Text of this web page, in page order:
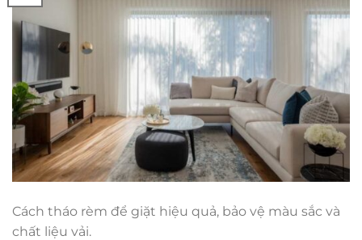
Cách tháo rèm để giặt hiệu quả, bảo vệ màu sắc và
chất liệu vải.